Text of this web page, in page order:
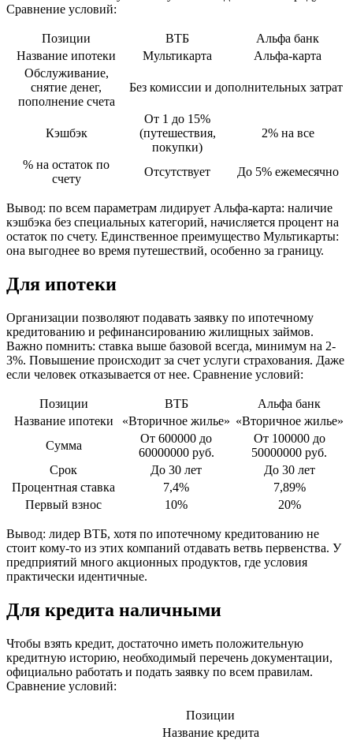
Сравнение условий:
Позиции ВТБ
Альфа банк
Название ипотеки
Мультикарта
Альфа-карта
Обслуживание,
снятие денег,
пополнение счета
Без комиссии и дополнительных затрат
Кэшбэк
От 1 до 15%
(путешествия,
покупки)
2% на все
% на остаток по
счету
Отсутствует До 5% ежемесячно
Вывод: по всем параметрам лидирует Альфа-карта: наличие
кэшбэка без специальных категорий, начисляется процент на
остаток по счету. Единственное преимущество Мультикарты:
она выгоднее во время путешествий, особенно за границу.
Для ипотеки
Организации позволяют подавать заявку по ипотечному
кредитованию и рефинансированию жилищных займов.
Важно помнить: ставка выше базовой всегда, минимум на 2-
3%. Повышение происходит за счет услуги страхования. Даже
если человек отказывается от нее. Сравнение условий:
Позиции ВТБ
Альфа банк
Название ипотеки
«Вторичное жилье» «Вторичное жилье»
Сумма
От 600000 до
60000000 руб.
От 100000 до
50000000 руб.
Срок
До 30 лет
До 30 лет
Процентная ставка
7,4%
7,89%
Первый взнос
10% 20%
Вывод: лидер ВТБ, хотя по ипотечному кредитованию не
стоит кому-то из этих компаний отдавать ветвь первенства. У
предприятий много акционных продуктов, где условия
практически идентичные.
Для кредита наличными
Чтобы взять кредит, достаточно иметь положительную
кредитную историю, необходимый перечень документации,
официально работать и подать заявку по всем правилам.
Сравнение условий:
Позиции
Название кредита